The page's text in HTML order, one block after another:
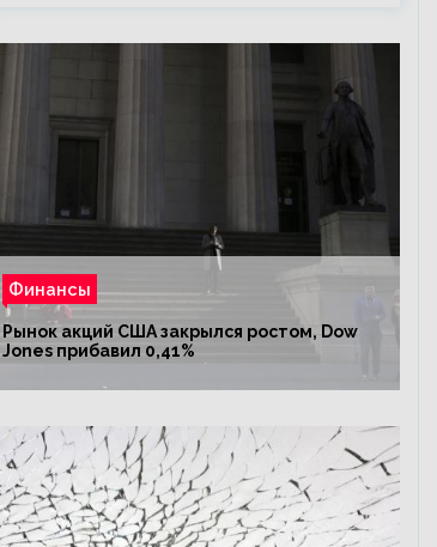
Финансы
Рынок акций США закрылся ростом, Dow
Jones прибавил 0,41%